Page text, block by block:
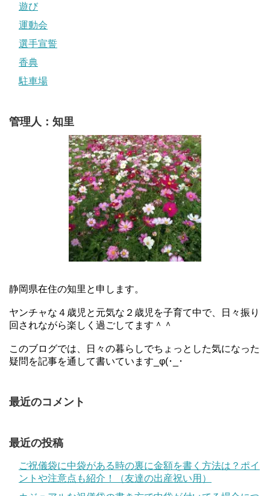
遊び
運動会
選手宣誓
香典
駐車場
管理人：知里
静岡県在住の知里と申します。
ヤンチャな４歳児と元気な２歳児を子育て中で、日々振り
回されながら楽しく過ごしてます＾＾
このブログでは、日々の暮らしでちょっとした気になった
疑問を記事を通して書いています_φ(･_･
最近のコメント
最近の投稿
ご祝儀袋に中袋がある時の裏に金額を書く方法は？ポイ
ントや注意点も紹介！（友達の出産祝い用）